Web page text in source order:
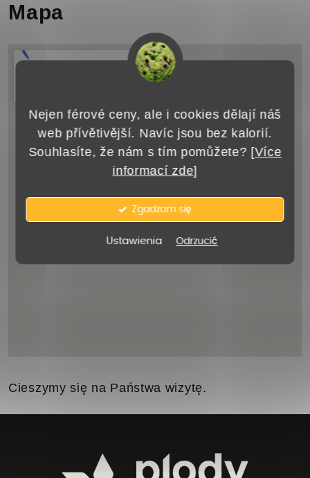
Nejen férové ceny, ale i cookies dělají náš
web přívětivější. Navíc jsou bez kalorií.
Souhlasíte, že nám s tím pomůžete? [Více
informací zde]
Zgadzam się
Ustawienia Odrzucić
Mapa
Cieszymy się na Państwa wizytę.